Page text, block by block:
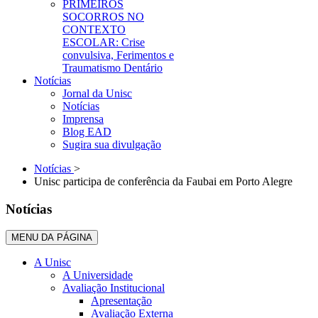
PRIMEIROS
SOCORROS NO
CONTEXTO
ESCOLAR: Crise
convulsiva, Ferimentos e
Traumatismo Dentário
Notícias
Jornal da Unisc
Notícias
Imprensa
Blog EAD
Sugira sua divulgação
Notícias >
Unisc participa de conferência da Faubai em Porto Alegre
Notícias
MENU DA PÁGINA
A Unisc
A Universidade
Avaliação Institucional
Apresentação
Avaliação Externa